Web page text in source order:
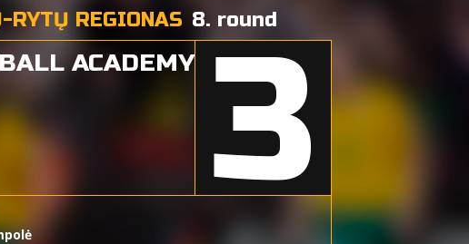
REGIONAS 8. round
ACADEMY 3